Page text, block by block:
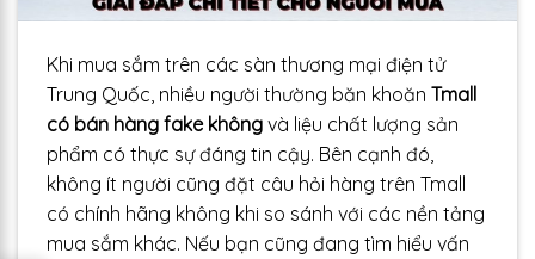
Khi mua sắm trên các sàn thương mại điện tử
Trung Quốc, nhiều người thường băn khoăn Tmall
có bán hàng fake không và liệu chất lượng sản
phẩm có thực sự đáng tin cậy. Bên cạnh đó,
không ít người cũng đặt câu hỏi hàng trên Tmall
có chính hãng không khi so sánh với các nền tảng
mua sắm khác. Nếu bạn cũng đang tìm hiểu vấn